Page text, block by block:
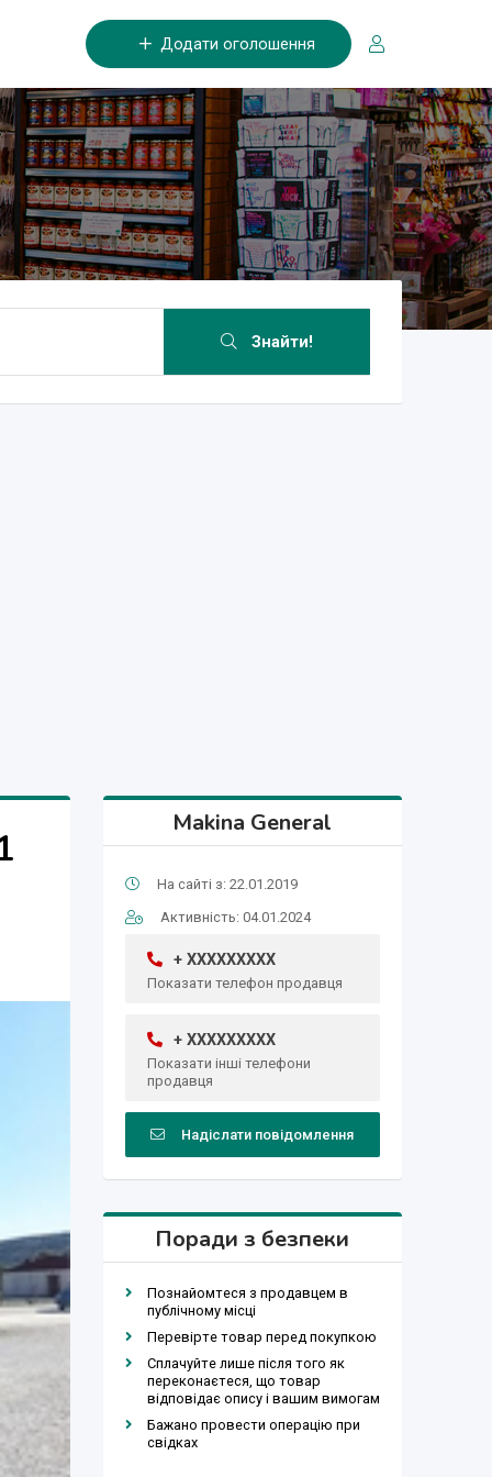
Додати оголошення
Знайти!
Makina General
На сайті з: 22.01.2019
Активність: 04.01.2024
+ XXXXXXXXX
Показати телефон продавця
+ XXXXXXXXX
Показати інші телефони
продавця
Надіслати повідомлення
Поради з безпеки
Познайомтеся з продавцем в
публічному місці
Перевірте товар перед покупкою
Сплачуйте лише після того як
переконаєтеся, що товар
відповідає опису і вашим вимогам
Бажано провести операцію при
свідках